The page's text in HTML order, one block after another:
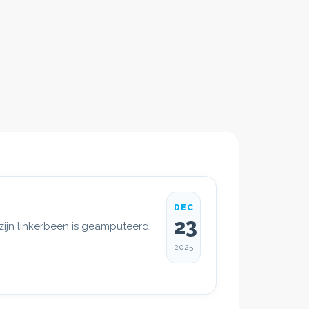
linkerbeen is geamputeerd.
DEC
23
2025